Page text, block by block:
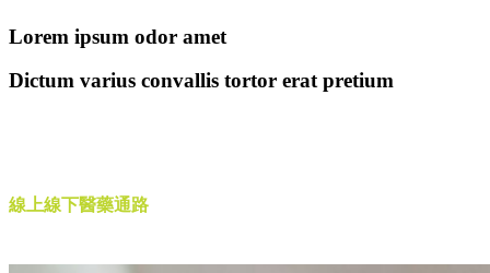
Lorem ipsum odor amet
Dictum varius convallis tortor erat pretium
線上線下醫藥通路